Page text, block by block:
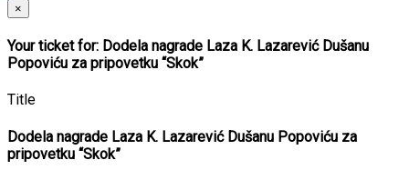
×
Your ticket for: Dodela nagrade Laza K. Lazarević Dušanu
Popoviću za pripovetku “Skok”
Title
Dodela nagrade Laza K. Lazarević Dušanu Popoviću za
pripovetku “Skok”